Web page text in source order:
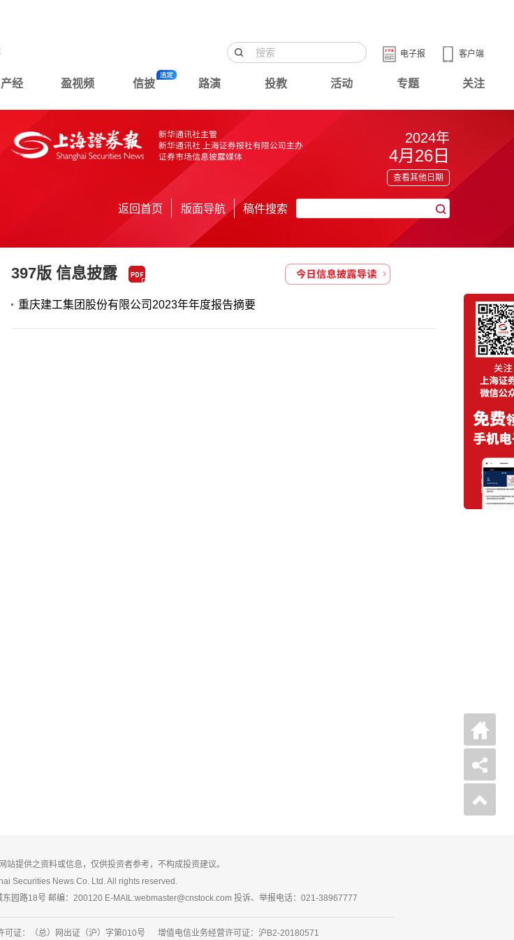
客户端
电子报
产经 盈视频 信披 路演 投教 活动 专题 关注
2024年
4月26日
查看其他日期
返回首页 版面导航 稿件搜索
397版 信息披露
重庆建工集团股份有限公司2023年年度报告摘要
站提供之资料或信息，仅供投资者参考，不构成投资建议。
Securities News Co. Ltd. All rights reserved.
园路18号 邮编：200120 E-MAIL:webmaster@cnstock.com 投诉、举报电话：021-38967777
证：（总）网出证（沪）字第010号 增值电信业务经营许可证：沪B2-20180571